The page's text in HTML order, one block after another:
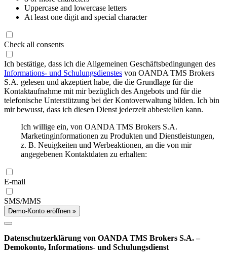
Uppercase and lowercase letters
At least one digit and special character
Check all consents
Ich bestätige, dass ich die Allgemeinen Geschäftsbedingungen des
Informations- und Schulungsdienstes von OANDA TMS Brokers
S.A. gelesen und akzeptiert habe, die die Grundlage für die
Kontaktaufnahme mit mir bezüglich des Angebots und für die
telefonische Unterstützung bei der Kontoverwaltung bilden. Ich bin
mir bewusst, dass ich diesen Dienst jederzeit abbestellen kann.
Ich willige ein, von OANDA TMS Brokers S.A.
Marketinginformationen zu Produkten und Dienstleistungen,
z. B. Neuigkeiten und Werbeaktionen, an die von mir
angegebenen Kontaktdaten zu erhalten:
E-mail
SMS/MMS
Demo-Konto eröffnen »
Datenschutzerklärung von OANDA TMS Brokers S.A. –
Demokonto, Informations- und Schulungsdienst